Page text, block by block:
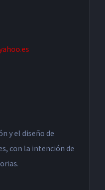
y el diseño de
con la intención de